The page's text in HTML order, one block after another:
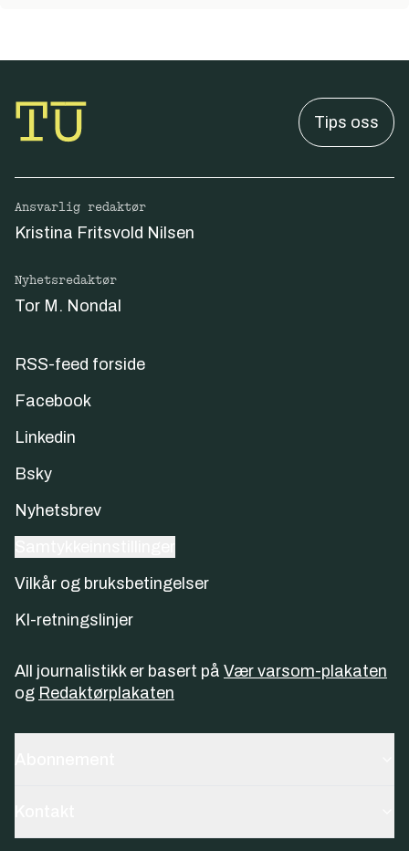
Tips oss
Ansvarlig redaktør
Kristina Fritsvold Nilsen
Nyhetsredaktør
Tor M. Nondal
RSS-feed forside
Facebook
Linkedin
Bsky
Nyhetsbrev
Vilkår og bruksbetingelser
KI-retningslinjer
All journalistikk er basert på Vær varsom-plakaten
og Redaktørplakaten